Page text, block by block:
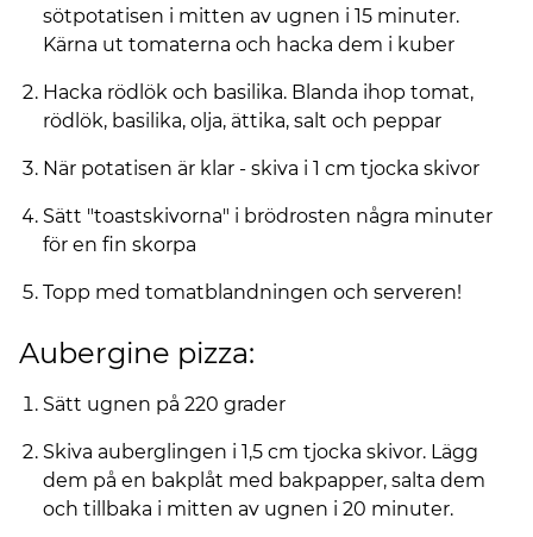
sötpotatisen i mitten av ugnen i 15 minuter.
Kärna ut tomaterna och hacka dem i kuber
Hacka rödlök och basilika. Blanda ihop tomat,
rödlök, basilika, olja, ättika, salt och peppar
När potatisen är klar - skiva i 1 cm tjocka skivor
Sätt "toastskivorna" i brödrosten några minuter
för en fin skorpa
Topp med tomatblandningen och serveren!
Aubergine pizza:
Sätt ugnen på 220 grader
Skiva auberglingen i 1,5 cm tjocka skivor. Lägg
dem på en bakplåt med bakpapper, salta dem
och tillbaka i mitten av ugnen i 20 minuter.